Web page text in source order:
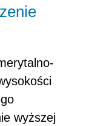
wyższej